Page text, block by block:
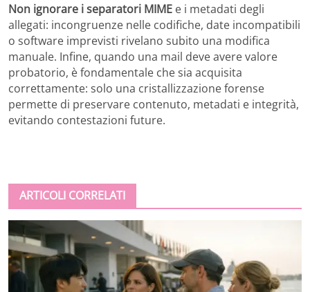
Non ignorare i separatori MIME e i metadati degli
allegati: incongruenze nelle codifiche, date incompatibili
o software imprevisti rivelano subito una modifica
manuale. Infine, quando una mail deve avere valore
probatorio, è fondamentale che sia acquisita
correttamente: solo una cristallizzazione forense
permette di preservare contenuto, metadati e integrità,
evitando contestazioni future.
ARTICOLI CORRELATI